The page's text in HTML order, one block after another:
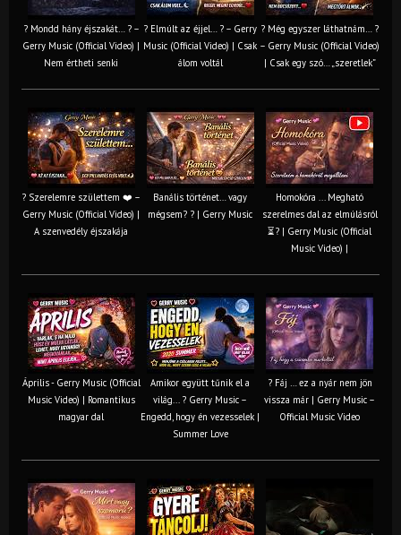
? Mondd hány éjszakát… ? –
Gerry Music (Official Video) |
Nem értheti senki
? Elmúlt az éjjel… ? – Gerry
Music (Official Video) | Csak
álom voltál
? Még egyszer láthatnám… ?
– Gerry Music (Official Video)
| Csak egy szó… „szeretlek”
? Szerelemre születtem ❤️ –
Gerry Music (Official Video) |
A szenvedély éjszakája
Banális történet… vagy
mégsem? ? | Gerry Music
Homokóra ... Megható
szerelmes dal az elmúlásról
⏳? | Gerry Music (Official
Music Video) |
Április - Gerry Music (Official
Music Video) | Romantikus
magyar dal
Amikor együtt tűnik el a
világ... ? Gerry Music –
Engedd, hogy én vezesselek |
Summer Love
? Fáj … ez a nyár nem jön
vissza már | Gerry Music –
Official Music Video